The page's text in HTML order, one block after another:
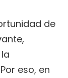
de
eso, en